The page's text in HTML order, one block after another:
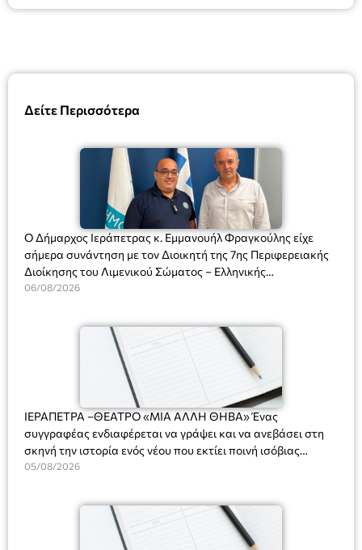
Δείτε Περισσότερα
Ο Δήμαρχος Ιεράπετρας κ. Εμμανουήλ Φραγκούλης είχε
σήμερα συνάντηση με τον Διοικητή της 7ης Περιφερειακής
Διοίκησης του Λιμενικού Σώματος – Ελληνικής
Ακτοφυλακής (Λ.Σ.-ΕΛ.ΑΚΤ.), Αρχιπλοίαρχο Λ.Σ. κ. Ιωάννη
06/08/2026
ΙΕΡΑΠΕΤΡΑ –ΘΕΑΤΡΟ «ΜΙΑ ΑΛΛΗ ΘΗΒΑ» Ένας
συγγραφέας ενδιαφέρεται να γράψει και να ανεβάσει στη
σκηνή την ιστορία ενός νέου που εκτίει ποινή ισόβιας
κάθειρξης για πατροκτονία. Ένα πολυβραβευμένο έργο για
ασθένεια, τον ερωτισμό. Ένα έργο αινιγματικό, συγκινητικό,
όσο και διασκεδαστικό. Ο διακεκριμένος σκηνοθέτης
Βαγγέλης Θεοδωρόπουλος ανέδειξε το πολυεπίπεδο αυτό
05/08/2026